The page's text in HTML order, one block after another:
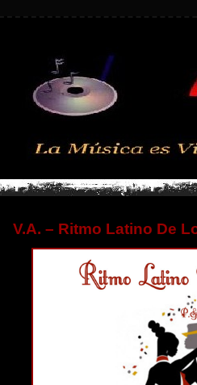
V.A. – Ritmo Latino De